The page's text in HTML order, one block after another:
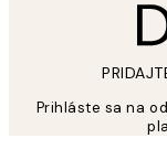
Prihláste sa na